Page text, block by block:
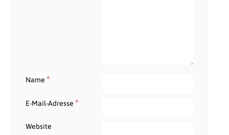
Name *
E-Mail-Adresse *
Website